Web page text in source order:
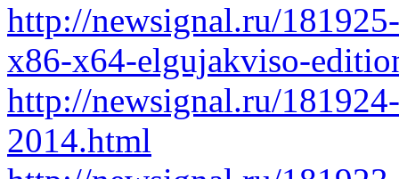
http://newsignal.ru/
x86-x64-elgujakviso-
http://newsignal.ru/
2014.html